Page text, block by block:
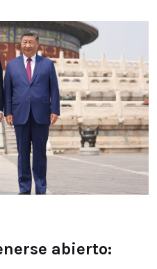
abierto: